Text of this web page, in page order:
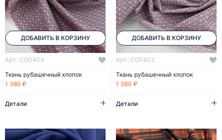
ДОБАВИТЬ В КОРЗИНУ
Арт.: CO0403
Ткань рубашечный хлопок
1 380 ₽
Детали
ДОБАВИТЬ В КОРЗИНУ
Арт.: CO0402
Ткань рубашечный хлопок
1 380 ₽
Детали